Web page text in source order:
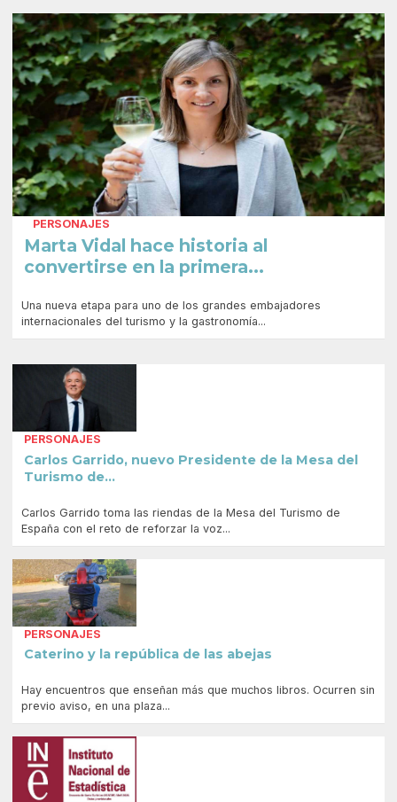
PERSONAJES
Marta Vidal hace historia al
convertirse en la primera...
Una nueva etapa para uno de los grandes embajadores
internacionales del turismo y la gastronomía...
PERSONAJES
Carlos Garrido, nuevo Presidente de la Mesa del
Turismo de...
Carlos Garrido toma las riendas de la Mesa del Turismo de
España con el reto de reforzar la voz...
PERSONAJES
Caterino y la república de las abejas
Hay encuentros que enseñan más que muchos libros. Ocurren sin
previo aviso, en una plaza...